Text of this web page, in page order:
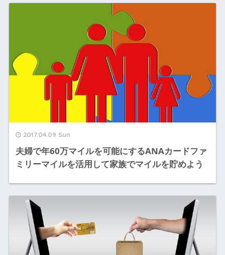
2017.04.09 Sun
夫婦で年60万マイルを可能にするANAカードファ
ミリーマイルを活用して家族でマイルを貯めよう